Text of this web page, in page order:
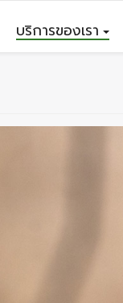
บริการของเรา